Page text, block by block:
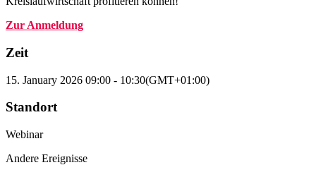
Zur Anmeldung
Zeit
15. January 2026 09:00 - 10:30(GMT+01:00)
Standort
Webinar
Andere Ereignisse